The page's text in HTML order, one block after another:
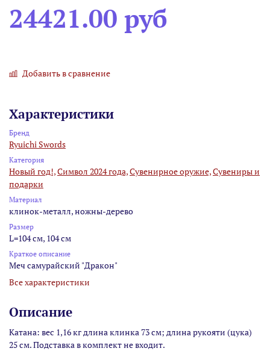
24421.00 руб
Добавить в сравнение
Характеристики
Бренд
Ryuichi Swords
Категория
Новый год!,Символ 2024 года,Сувенирное оружие,Сувениры и
подарки
Материал
клинок-металл, ножны-дерево
Размер
L=104 см, 104 см
Краткое описание
Меч самурайский "Дракон"
Все характеристики
Описание
Катана: вес 1,16 кг длина клинка 73 см; длина рукояти (цука)
25 см. Подставка в комплект не входит.